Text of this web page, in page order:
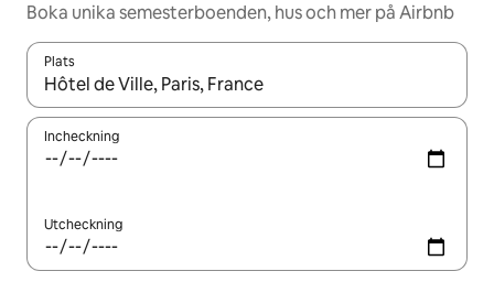
Boka unika semesterboenden, hus och mer på Airbnb
Plats
När resultaten är tillgängliga kan du navigera med upp- och
Incheckning
Utcheckning